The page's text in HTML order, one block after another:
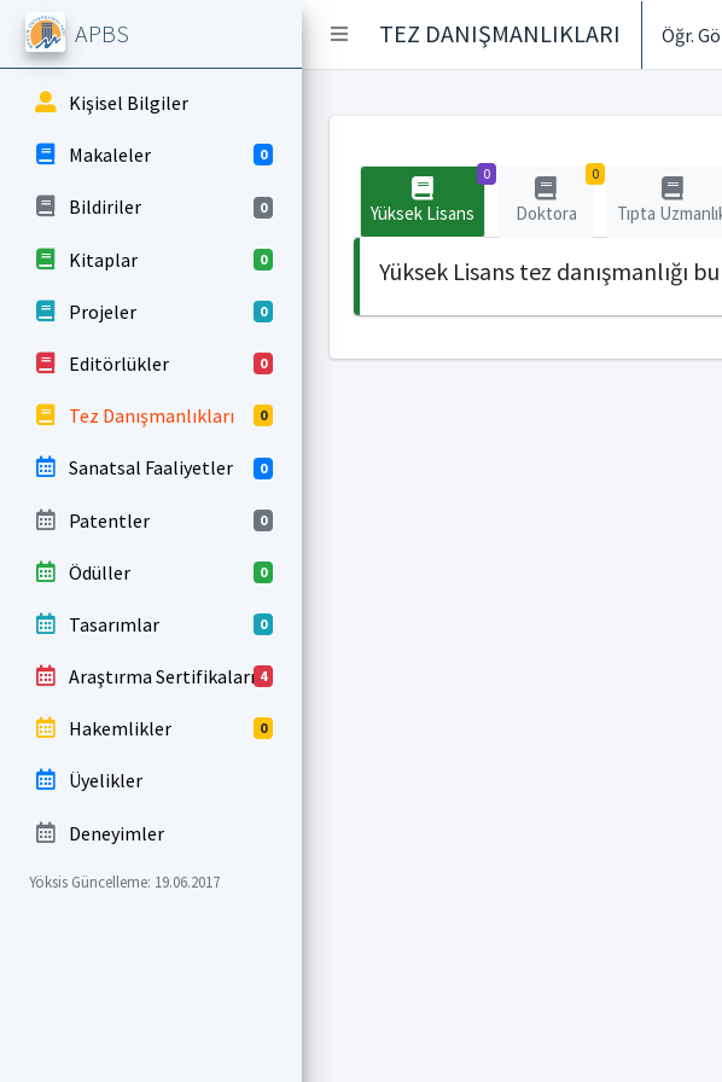
TEZ DANIŞMANLIKLARI Öğr.
APBS
Kişisel Bilgiler
Makaleler 0
Bildiriler 0
Kitaplar 0
Projeler 0
Editörlükler 0
Tez Danışmanlıkları 0
Sanatsal Faaliyetler 0
Patentler 0
Ödüller 0
Tasarımlar 0
Araştırma Sertifikaları 4
Hakemlikler 0
Üyelikler
Deneyimler
Yöksis Güncelleme: 19.06.2017
0
Yüksek Lisans
0
Doktora Tıpta
Yüksek Lisans tez danışmanlığı